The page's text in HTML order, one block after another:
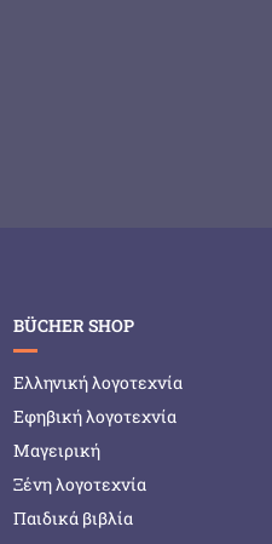
BÜCHER SHOP
Ελληνική λογοτεχνία
Εφηβική λογοτεχνία
Μαγειρική
Ξένη λογοτεχνία
Παιδικά βιβλία